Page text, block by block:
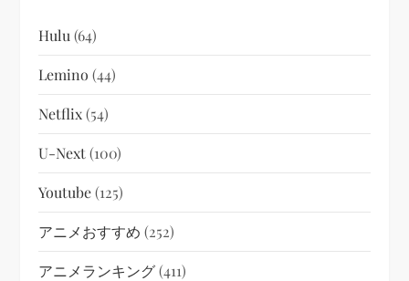
Hulu (64)
Lemino (44)
Netflix(54)
U-Next(100)
Youtube(125)
アニメおすすめ (252)
アニメランキング(411)